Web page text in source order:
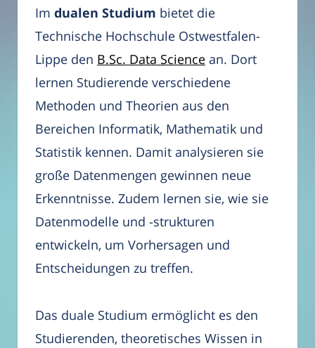
Im dualen Studium bietet die
Technische Hochschule Ostwestfalen-
Lippe den B.Sc. Data Science an. Dort
lernen Studierende verschiedene
Methoden und Theorien aus den
Bereichen Informatik, Mathematik und
Statistik kennen. Damit analysieren sie
große Datenmengen gewinnen neue
Erkenntnisse. Zudem lernen sie, wie sie
Datenmodelle und -strukturen
entwickeln, um Vorhersagen und
Entscheidungen zu treffen.
Das duale Studium ermöglicht es den
Studierenden, theoretisches Wissen in